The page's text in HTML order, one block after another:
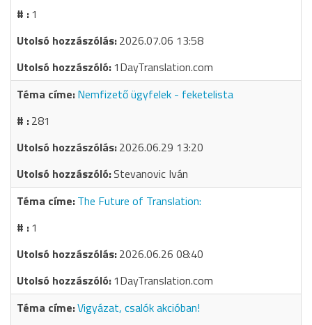
1
2026.07.06 13:58
1DayTranslation.com
Nemfizető ügyfelek - feketelista
281
2026.06.29 13:20
Stevanovic Iván
The Future of Translation:
1
2026.06.26 08:40
1DayTranslation.com
Vigyázat, csalók akcióban!